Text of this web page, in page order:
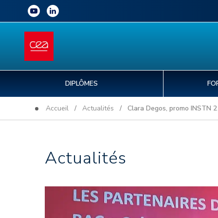
DIPLÔMES
Accueil / Actualités / Clara Degos, promo INSTN
Actualités